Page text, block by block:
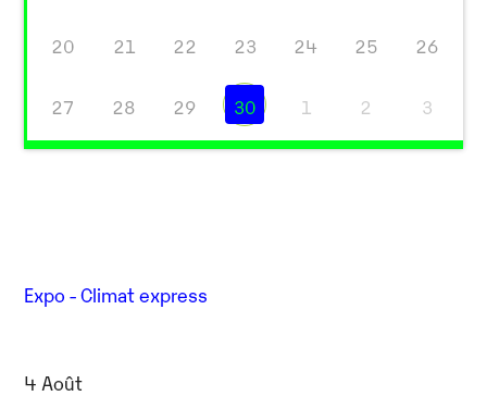
20 21 22 23 24 25 26
27 28 29 30 1 2 3
Expo - Climat express
4 Août